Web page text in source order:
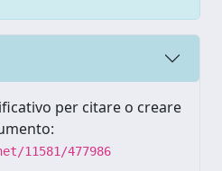
per citare o creare
11581/477986